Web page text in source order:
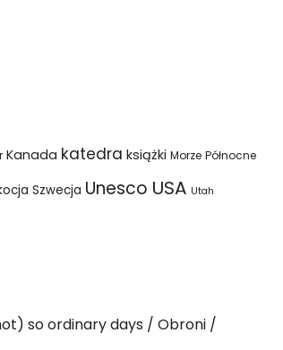
Kanada katedra książki Morze Północne
Szwecja Unesco USA Utah
so ordinary days
Obroni